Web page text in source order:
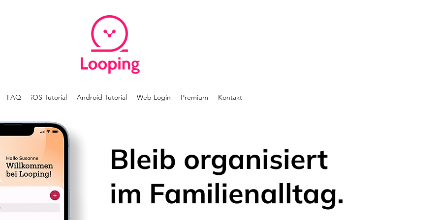
FAQ iOS Tutorial Android Tutorial Web Login Premium Kontakt
Bleib organisiert
im Familienalltag.